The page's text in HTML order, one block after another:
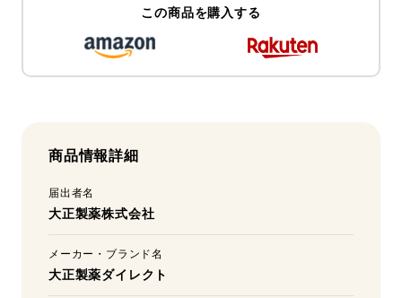
この商品を購入する
商品情報詳細
届出者名
大正製薬株式会社
メーカー・ブランド名
大正製薬ダイレクト